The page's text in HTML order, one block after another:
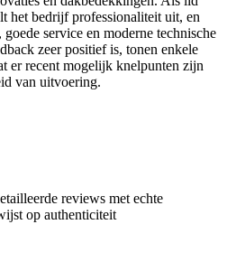
het bedrijf professionaliteit uit, en
service en moderne technische
zeer positief is, tonen enkele
er recent mogelijk knelpunten zijn
van uitvoering.
reviews met echte
op authenticiteit